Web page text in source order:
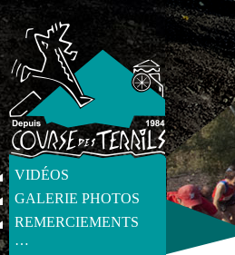
VIDÉOS
GALERIE PHOTOS
REMERCIEMENTS
…